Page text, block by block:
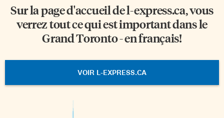
Sur la page d'accueil del-express.ca, vous
verrez tout ce qui est important dans le
Grand Toronto - en français!
VOIR L-EXPRESS.CA